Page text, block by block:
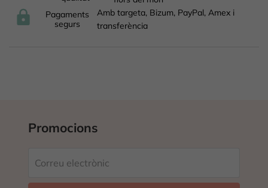
Pagaments
segurs
Amb targeta, Bizum, PayPal, Amex i
transferència
Promocions